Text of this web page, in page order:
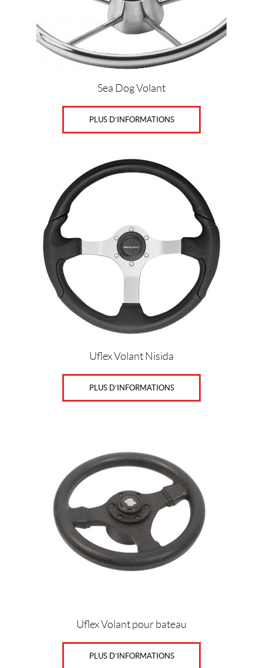
Sea Dog Volant
PLUS D’INFORMATIONS
Uflex Volant Nisida
PLUS D’INFORMATIONS
Uflex Volant pour bateau
PLUS D’INFORMATIONS